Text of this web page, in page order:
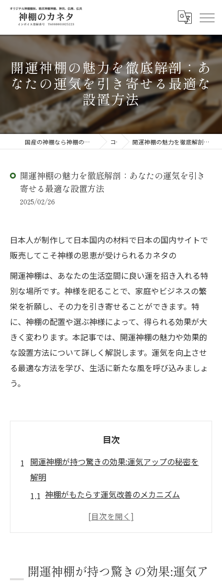
開運神棚の魅力を徹底解剖：あ
なたの運気を引き寄せる最適な
設置方法
国産の神棚なら神棚のカネタ ～日々のしあわせを感じる物を～ コラム 開運神棚の魅力を徹底解剖：あなたの運気を引き寄せる最適な設置方法
開運神棚の魅力を徹底解剖：あなたの運気を引き
寄せる最適な設置方法
2025/02/26
日本人が制作して日本国内の材料で日本の国内サイトで
販売してこそ神様の恩恵が受けられるカネタの
開運神棚は、あなたの生活空間に良い運を招き入れる特
別な場所です。神様を祀ることで、家庭やビジネスの繁
栄を祈願し、その力を引き寄せることができます。特
に、神棚の配置や選ぶ神様によって、得られる効果が大
きく変わります。本記事では、開運神棚の魅力や効果的
な設置方法について詳しく解説します。運気を向上させ
る最適な方法を学び、生活に新たな風を呼び込みましょ
う。
目次
開運神棚が持つ驚きの効果:運気アップの秘密を
解明
神棚がもたらす運気改善のメカニズム
開運神棚と日常生活の相乗効果
ビジネスにもたらす開運神棚の効果
開運神棚が持つ驚きの効果:運気ア